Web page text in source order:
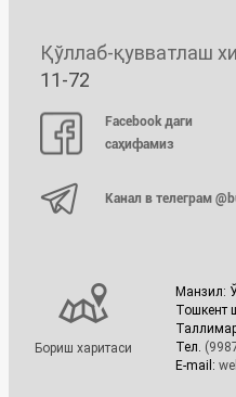
Қўллаб-қувватлаш
11-72
Facebook даги
саҳифамиз
Канал в телеграм
Бориш харитаси
Манзил:
Тошкент
Тел.
E-mail: